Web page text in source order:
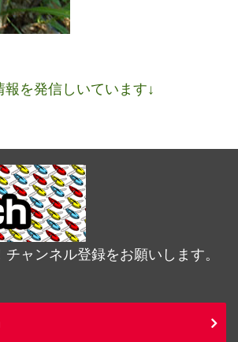
報を発信しいています↓
ャンネル登録をお願いします。